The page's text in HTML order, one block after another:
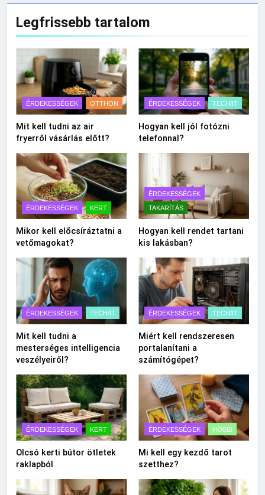
Legfrissebb tartalom
ÉRDEKESSÉGEK OTTHON
Mit kell tudni az air
fryerről vásárlás előtt?
ÉRDEKESSÉGEK TECH/IT
Hogyan kell jól fotózni
telefonnal?
ÉRDEKESSÉGEK KERT
Mikor kell előcsíráztatni a
vetőmagokat?
ÉRDEKESSÉGEK
TAKARÍTÁS
Hogyan kell rendet tartani
kis lakásban?
ÉRDEKESSÉGEK TECH/IT
Mit kell tudni a
mesterséges intelligencia
veszélyeiről?
ÉRDEKESSÉGEK TECH/IT
Miért kell rendszeresen
portalanítani a
számítógépet?
ÉRDEKESSÉGEK KERT
Olcsó kerti bútor ötletek
raklapból
ÉRDEKESSÉGEK HOBBI
Mi kell egy kezdő tarot
szetthez?